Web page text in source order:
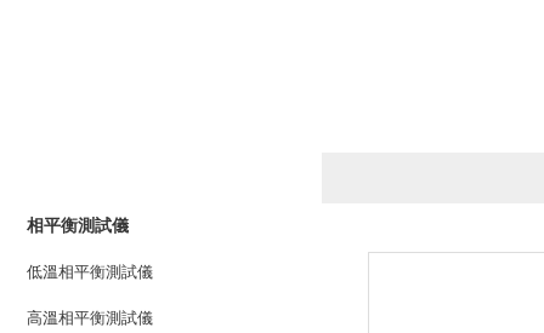
相平衡測試儀
低溫相平衡測試儀
高溫相平衡測試儀